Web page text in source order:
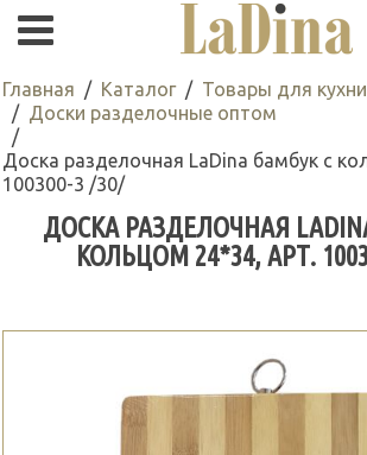
Главная Каталог
Товары для кухни
Доски разделочные оптом
Доска разделочная LaDina бамбук с
100300-3 /30/
ДОСКА РАЗДЕЛОЧНАЯ
КОЛЬЦОМ 24*34, АРТ.